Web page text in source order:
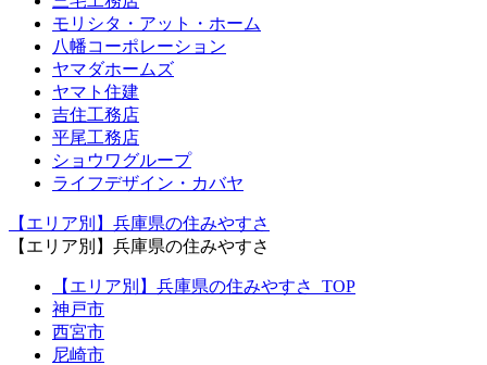
モリシタ・アット・ホーム
八幡コーポレーション
ヤマダホームズ
ヤマト住建
吉住工務店
平尾工務店
ショウワグループ
ライフデザイン・カバヤ
【エリア別】兵庫県の住みやすさ
【エリア別】兵庫県の住みやすさ
【エリア別】兵庫県の住みやすさ_TOP
神戸市
西宮市
尼崎市